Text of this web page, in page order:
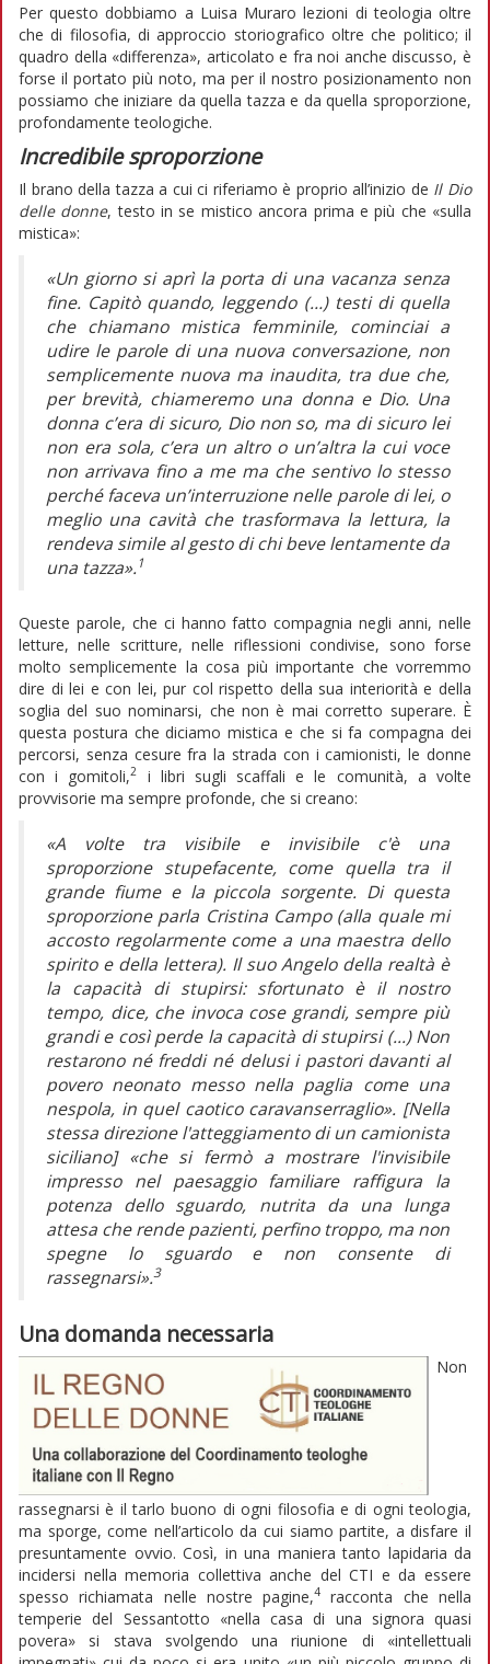
Per questo dobbiamo a Luisa Muraro lezioni di teologia oltre
che di filosofia, di approccio storiografico oltre che politico; il
quadro della «differenza», articolato e fra noi anche discusso, è
forse il portato più noto, ma per il nostro posizionamento non
possiamo che iniziare da quella tazza e da quella sproporzione,
profondamente teologiche.
Incredibile sproporzione
Il brano della tazza a cui ci riferiamo è proprio all’inizio de Il Dio
delle donne, testo in se mistico ancora prima e più che «sulla
mistica»:
«Un giorno si aprì la porta di una vacanza senza
fine. Capitò quando, leggendo (…) testi di quella
che chiamano mistica femminile, cominciai a
udire le parole di una nuova conversazione, non
semplicemente nuova ma inaudita, tra due che,
per brevità, chiameremo una donna e Dio. Una
donna c’era di sicuro, Dio non so, ma di sicuro lei
non era sola, c’era un altro o un’altra la cui voce
non arrivava fino a me ma che sentivo lo stesso
perché faceva un’interruzione nelle parole di lei, o
meglio una cavità che trasformava la lettura, la
rendeva simile al gesto di chi beve lentamente da
una tazza». 1
Queste parole, che ci hanno fatto compagnia negli anni, nelle
letture, nelle scritture, nelle riflessioni condivise, sono forse
molto semplicemente la cosa più importante che vorremmo
dire di lei e con lei, pur col rispetto della sua interiorità e della
soglia del suo nominarsi, che non è mai corretto superare. È
questa postura che diciamo mistica e che si fa compagna dei
percorsi, senza cesure fra la strada con i camionisti, le donne
con i gomitoli,2
i libri sugli scaffali e le comunità, a volte
provvisorie ma sempre profonde, che si creano:
«A volte tra visibile e invisibile c'è una
sproporzione stupefacente, come quella tra il
grande fiume e la piccola sorgente. Di questa
sproporzione parla Cristina Campo (alla quale mi
accosto regolarmente come a una maestra dello
spirito e della lettera). Il suo Angelo della realtà è
la capacità di stupirsi: sfortunato è il nostro
tempo, dice, che invoca cose grandi, sempre più
grandi e così perde la capacità di stupirsi (...) Non
restarono né freddi né delusi i pastori davanti al
povero neonato messo nella paglia come una
nespola, in quel caotico caravanserraglio». [Nella
stessa direzione l'atteggiamento di un camionista
siciliano] «che si fermò a mostrare l'invisibile
impresso nel paesaggio familiare raffigura la
potenza dello sguardo, nutrita da una lunga
attesa che rende pazienti, perfino troppo, ma non
spegne lo sguardo e non consente di
rassegnarsi».3
Una domanda necessaria
Non
rassegnarsi è il tarlo buono di ogni filosofia e di ogni teologia,
ma sporge, come nell’articolo da cui siamo partite, a disfare il
presuntamente ovvio. Così, in una maniera tanto lapidaria da
incidersi nella memoria collettiva anche del CTI e da essere
spesso richiamata nelle nostre pagine,4
racconta che nella
temperie del Sessantotto «nella casa di una signora quasi
povera» si stava svolgendo una riunione di «intellettuali